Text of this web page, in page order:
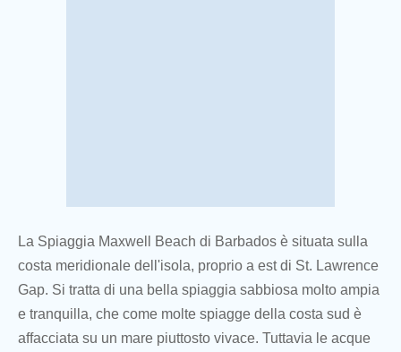
La Spiaggia Maxwell Beach di Barbados è situata sulla
costa meridionale dell'isola, proprio a est di St. Lawrence
Gap. Si tratta di una bella spiaggia sabbiosa molto ampia
e tranquilla, che come molte spiagge della costa sud è
affacciata su un mare piuttosto vivace. Tuttavia le acque